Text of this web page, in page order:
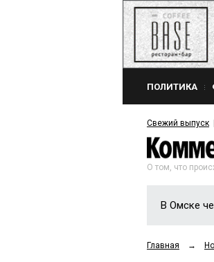
ПОЛИТИКА
Свежий выпуск
О том, что
В Омске
Главная →